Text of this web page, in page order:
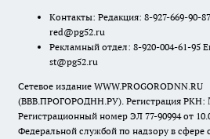
Контакты: Редакция: 8-927-669-90-
red@pg52.ru
Рекламный отдел: 8-920-004-61-95
st@pg52.ru
Сетевое издание WWW.PROGORODNN.RU
(ВВВ.ПРОГОРОДНН.РУ). Регистрация РКН:
Регистрационный номер ЭЛ 77-90994 от
Федеральной службой по надзору в